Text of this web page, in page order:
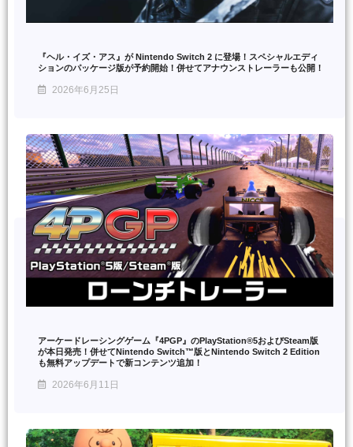
『ヘル・イズ・アス』が Nintendo Switch 2 に登場！スペシャルエディ
ションのパッケージ版が予約開始！併せてアナウンストレーラーも公開！
2026年6月25日
アーケードレーシングゲーム『4PGP』のPlayStation®5およびSteam版
が本日発売！併せてNintendo Switch™版とNintendo Switch 2 Edition
も無料アップデートで新コンテンツ追加！
2026年6月11日